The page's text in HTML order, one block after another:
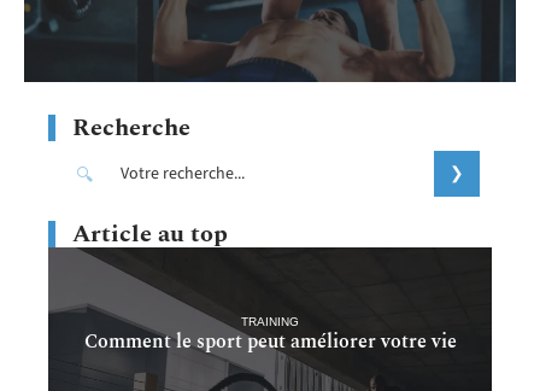
Recherche
Article au top
TRAINING
Comment le sport peut améliorer votre vie